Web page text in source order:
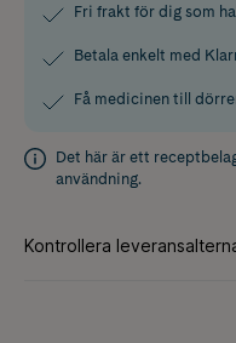
Fri frakt för dig som
Betala enkelt med
Få medicinen till
Det här är ett
användning.